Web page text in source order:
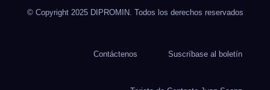
© Copyright 2025 DIPROMIN. Todos los derechos reservados
Contáctenos Suscríbase al boletín